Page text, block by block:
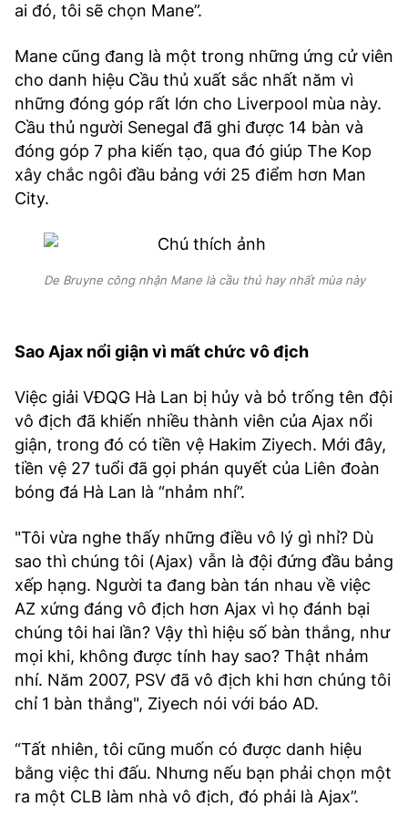
ai đó, tôi sẽ chọn Mane”.
Mane cũng đang là một trong những ứng cử viên
cho danh hiệu Cầu thủ xuất sắc nhất năm vì
những đóng góp rất lớn cho Liverpool mùa này.
Cầu thủ người Senegal đã ghi được 14 bàn và
đóng góp 7 pha kiến tạo, qua đó giúp The Kop
xây chắc ngôi đầu bảng với 25 điểm hơn Man
City.
De Bruyne công nhận Mane là cầu thủ hay nhất mùa này
Sao Ajax nổi giận vì mất chức vô địch
Việc giải VĐQG Hà Lan bị hủy và bỏ trống tên đội
vô địch đã khiến nhiều thành viên của Ajax nổi
giận, trong đó có tiền vệ Hakim Ziyech. Mới đây,
tiền vệ 27 tuổi đã gọi phán quyết của Liên đoàn
bóng đá Hà Lan là “nhảm nhí”.
"Tôi vừa nghe thấy những điều vô lý gì nhỉ? Dù
sao thì chúng tôi (Ajax) vẫn là đội đứng đầu bảng
xếp hạng. Người ta đang bàn tán nhau về việc
AZ xứng đáng vô địch hơn Ajax vì họ đánh bại
chúng tôi hai lần? Vậy thì hiệu số bàn thắng, như
mọi khi, không được tính hay sao? Thật nhảm
nhí. Năm 2007, PSV đã vô địch khi hơn chúng tôi
chỉ 1 bàn thắng", Ziyech nói với báo AD.
“Tất nhiên, tôi cũng muốn có được danh hiệu
bằng việc thi đấu. Nhưng nếu bạn phải chọn một
ra một CLB làm nhà vô địch, đó phải là Ajax”.